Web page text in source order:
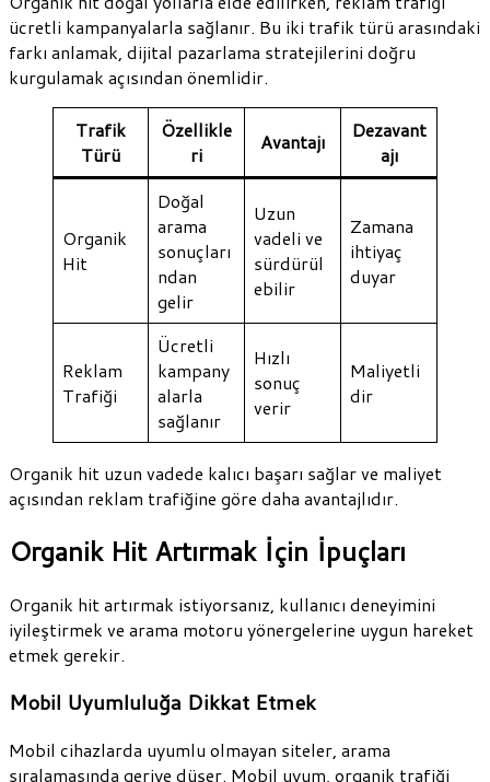
ücretli kampanyalarla sağlanır. Bu iki trafik türü arasındaki
farkı anlamak, dijital pazarlama stratejilerini doğru
kurgulamak açısından önemlidir.
Trafik
Türü
Özellikle
ri
Avantajı
Dezavant
ajı
Organik
Hit
Doğal
arama
sonuçları
ndan
gelir
Uzun
vadeli ve
sürdürül
ebilir
Zamana
ihtiyaç
duyar
Reklam
Trafiği
Ücretli
kampany
alarla
sağlanır
Hızlı
sonuç
verir
Maliyetli
dir
Organik hit uzun vadede kalıcı başarı sağlar ve maliyet
açısından reklam trafiğine göre daha avantajlıdır.
Organik Hit Artırmak İçin İpuçları
Organik hit artırmak istiyorsanız, kullanıcı deneyimini
iyileştirmek ve arama motoru yönergelerine uygun hareket
etmek gerekir.
Mobil Uyumluluğa Dikkat Etmek
Mobil cihazlarda uyumlu olmayan siteler, arama
sıralamasında geriye düşer. Mobil uyum, organik trafiği